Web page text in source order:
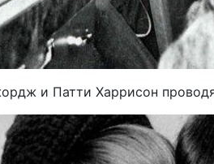
и Патти Харрисон